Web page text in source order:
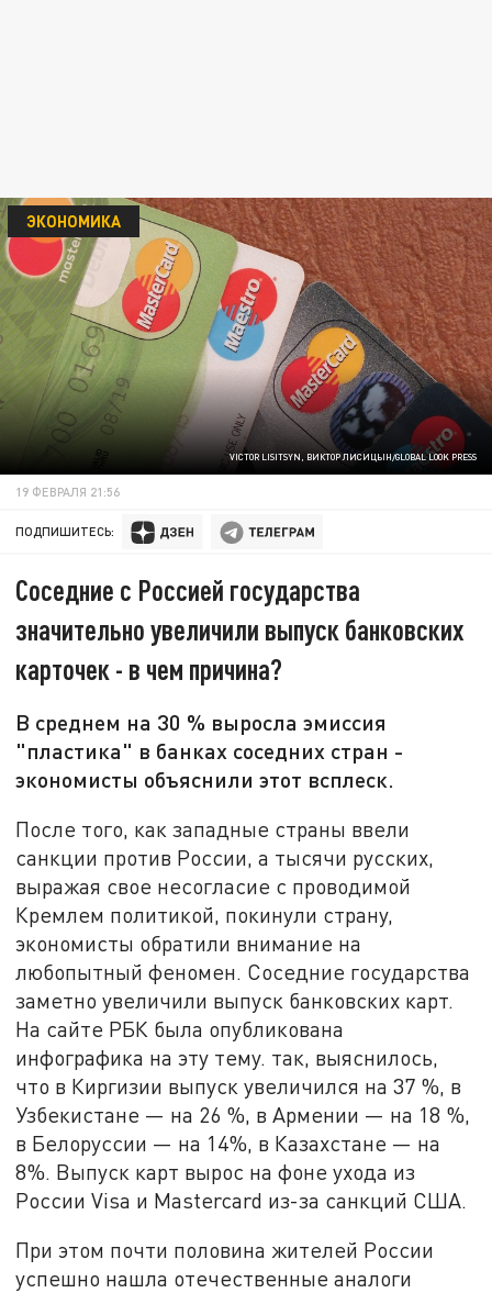
VICTOR LISITSYN, ВИКТОР ЛИСИЦЫН/GLOBAL LOOK PRESS
ЭКОНОМИКА
19 ФЕВРАЛЯ 21:56
ПОДПИШИТЕСЬ:
Соседние с Россией государства
значительно увеличили выпуск банковских
карточек - в чем причина?
В среднем на 30 % выросла эмиссия
"пластика" в банках соседних стран -
экономисты объяснили этот всплеск.
После того, как западные страны ввели
санкции против России, а тысячи русских,
выражая свое несогласие с проводимой
Кремлем политикой, покинули страну,
экономисты обратили внимание на
любопытный феномен. Соседние государства
заметно увеличили выпуск банковских карт.
На сайте РБК была опубликована
инфографика на эту тему. так, выяснилось,
что в Киргизии выпуск увеличился на 37 %, в
Узбекистане — на 26 %, в Армении — на 18 %,
в Белоруссии — на 14%, в Казахстане — на
8%. Выпуск карт вырос на фоне ухода из
России Visa и Mastercard из-за санкций США.
При этом почти половина жителей России
успешно нашла отечественные аналоги